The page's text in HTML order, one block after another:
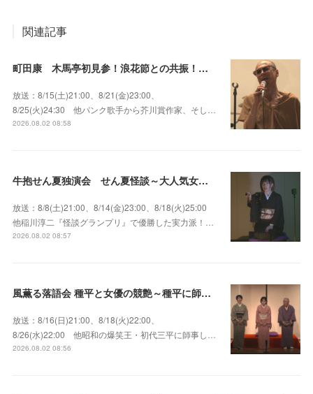
関連記事
町田康 木馬亭初見参！浪花節との共振！～マチダ地蔵尊 他
放送：8/15(土)21:00、8/21(金)23:00、
8/25(火)24:30 他パンク歌手から芥川賞作家、そし…
2026.08.02 08:58
牛抱せん夏独演会 せん夏怪談～大人気女性怪談師とっておきの背筋も凍る…
放送：8/8(土)21:00、8/14(金)23:00、8/18(火)25:00
他稲川淳二『怪談グランプリ』で優勝した実力派！…
2026.08.02 08:57
風薫る落語会 種平と女優の競艶～種平に師事した女優たちが百花繚乱に咲き誇る大人気落語会
放送：8/16(日)21:00、8/18(火)22:00、
8/26(水)22:00 他昭和の爆笑王・初代三平に師事し…
2026.08.02 08:56